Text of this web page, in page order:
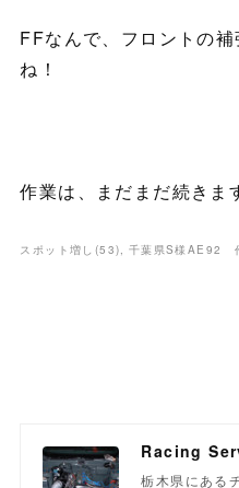
FFなんで、フロントの
ね！
作業は、まだまだ続きま
スポット増し (53) 千葉県S様AE92
栃木県にある